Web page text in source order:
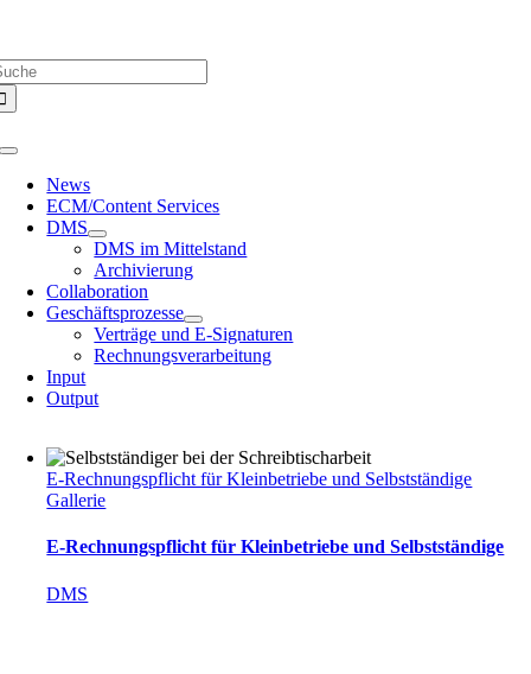
springen
Toggle
Navigation
News
ECM/Content Services
DMS
DMS im Mittelstand
Archivierung
Collaboration
Geschäftsprozesse
Verträge und E-Signaturen
Rechnungsverarbeitung
Input
Output
E-Rechnungspflicht für Kleinbetriebe und Selbstständige
Gallerie
E-Rechnungspflicht für Kleinbetriebe und Selbstständige
DMS